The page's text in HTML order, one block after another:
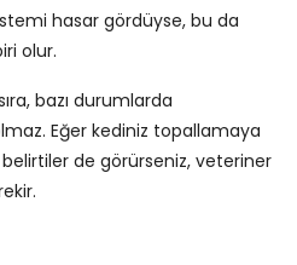
hasar gördüyse, bu da
olur.
bazı durumlarda
Eğer kediniz topallamaya
de görürseniz, veteriner